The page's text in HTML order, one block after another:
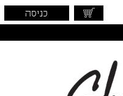
כניסה